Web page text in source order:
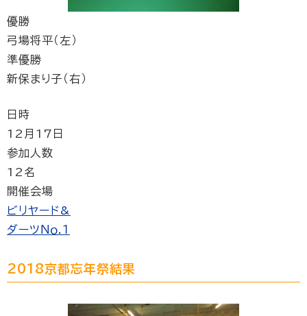
優勝
弓場将平（左）
準優勝
新保まり子（右）
日時
12月17日
参加人数
12名
開催会場
ビリヤード&
ダーツＮｏ.１
2018京都忘年祭結果